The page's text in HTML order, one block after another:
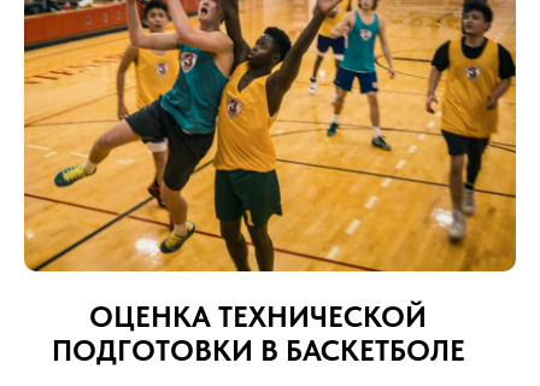
ОЦЕНКА ТЕХНИЧЕСКОЙ
ПОДГОТОВКИ В БАСКЕТБОЛЕ